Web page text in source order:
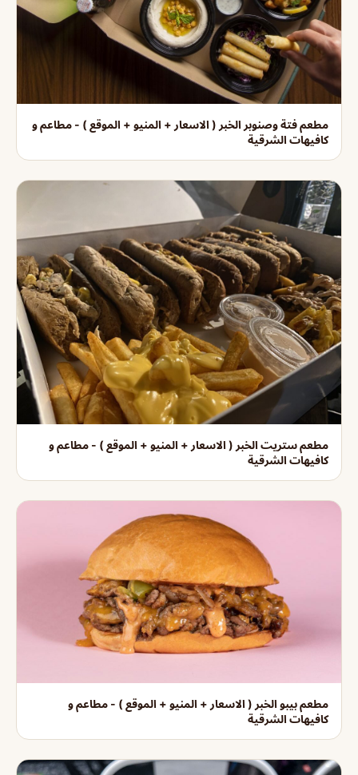
مطعم فتة وصنوبر الخبر ( الاسعار + المنيو + الموقع ) - مطاعم و
كافيهات الشرقية
مطعم ستريت الخبر ( الاسعار + المنيو + الموقع ) - مطاعم و
كافيهات الشرقية
مطعم بيبو الخبر ( الاسعار + المنيو + الموقع ) - مطاعم و
كافيهات الشرقية